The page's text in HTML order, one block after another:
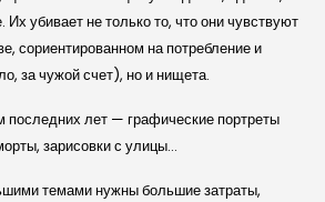
убивает не только то, что они чувствуют
сориентированном на потребление и
за чужой счет), но и нищета.
лет — графические портреты
зарисовки с улицы…
темами нужны большие затраты,